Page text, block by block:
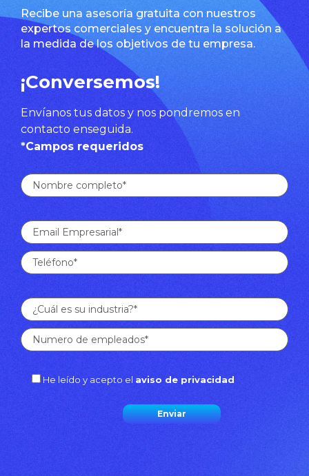
Recibe una asesoría gratuita con nuestros
expertos comerciales y encuentra la solución a
la medida de los objetivos de tu empresa.
¡Conversemos!
Envíanos tus datos y nos pondremos en
contacto enseguida.
*Campos requeridos
He leído y acepto el aviso de privacidad